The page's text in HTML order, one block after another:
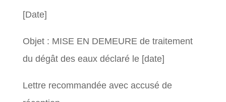
[Date]
Objet : MISE EN DEMEURE de traitement
du dégât des eaux déclaré le [date]
Lettre recommandée avec accusé de